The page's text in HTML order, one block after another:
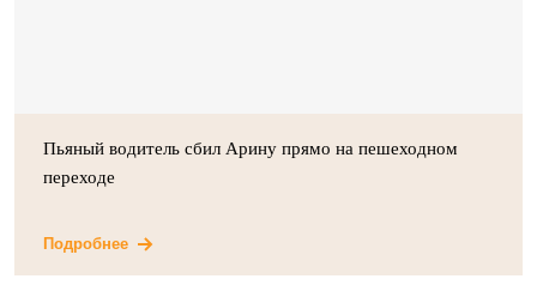
Пьяный водитель сбил Арину прямо на пешеходном
переходе
Подробнее